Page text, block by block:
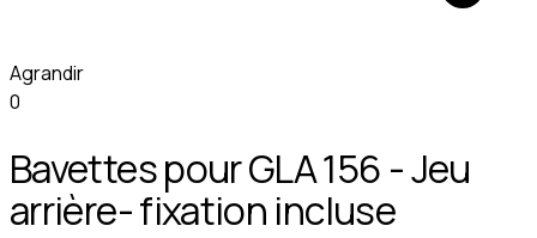
Agrandir
0
Bavettes pour GLA 156 - Jeu
arrière- fixation incluse